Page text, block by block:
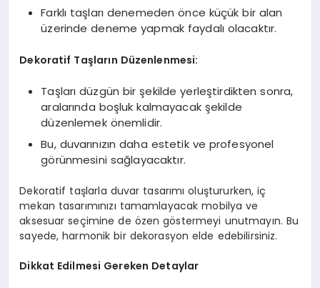
Farklı taşları denemeden önce küçük bir alan
üzerinde deneme yapmak faydalı olacaktır.
Dekoratif Taşların Düzenlenmesi:
Taşları düzgün bir şekilde yerleştirdikten sonra,
aralarında boşluk kalmayacak şekilde
düzenlemek önemlidir.
Bu, duvarınızın daha estetik ve profesyonel
görünmesini sağlayacaktır.
Dekoratif taşlarla duvar tasarımı oluştururken, iç
mekan tasarımınızı tamamlayacak mobilya ve
aksesuar seçimine de özen göstermeyi unutmayın. Bu
sayede, harmonik bir dekorasyon elde edebilirsiniz.
Dikkat Edilmesi Gereken Detaylar